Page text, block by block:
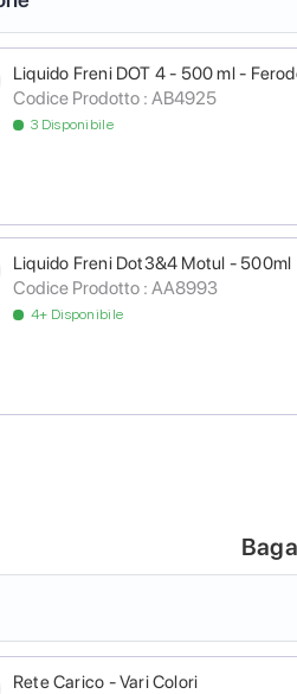
Liquido Freni DOT 4 - 500 ml -
Codice Prodotto : AB4925
3 Disponibile
Liquido Freni Dot3&4 Motul - 500ml
Codice Prodotto : AA8993
4+ Disponibile
Rete Carico - Vari Colori